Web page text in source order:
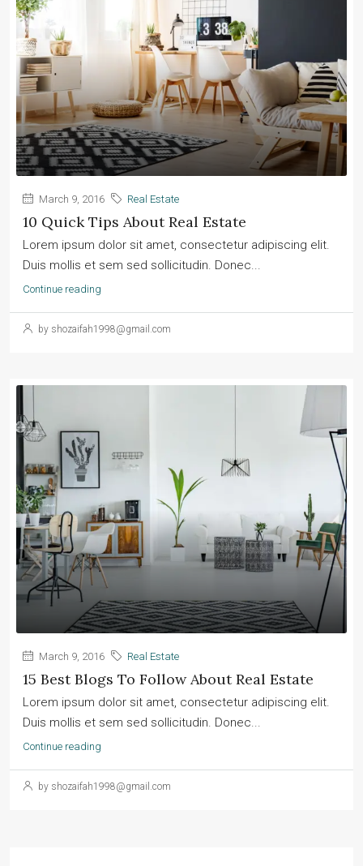
March 9, 2016 Real Estate
10 Quick Tips About Real Estate
Lorem ipsum dolor sit amet, consectetur adipiscing elit.
Duis mollis et sem sed sollicitudin. Donec...
Continue reading
by shozaifah1998@gmail.com
March 9, 2016 Real Estate
15 Best Blogs To Follow About Real Estate
Lorem ipsum dolor sit amet, consectetur adipiscing elit.
Duis mollis et sem sed sollicitudin. Donec...
Continue reading
by shozaifah1998@gmail.com